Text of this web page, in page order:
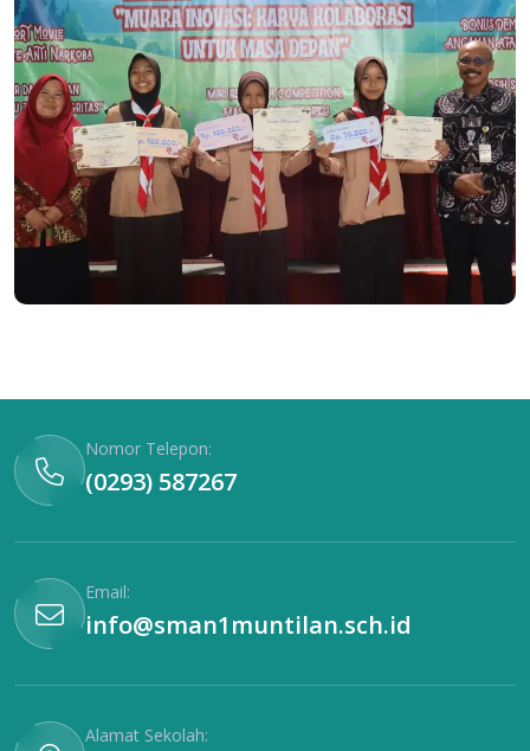
Nomor Telepon:
(0293) 587267
Email:
info@sman1muntilan.sch.id
Alamat Sekolah: